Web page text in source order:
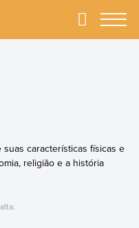
Primary
características físicas e
religião e a história